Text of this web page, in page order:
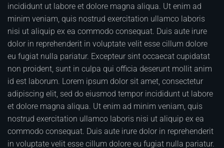
incididunt ut labore et dolore magna aliqua. Ut enim ad
minim veniam, quis nostrud exercitation ullamco laboris
nisi ut aliquip ex ea commodo consequat. Duis aute irure
dolor in reprehenderit in voluptate velit esse cillum dolore
eu fugiat nulla pariatur. Excepteur sint occaecat cupidatat
non proident, sunt in culpa qui officia deserunt mollit anim
id est laborum. Lorem ipsum dolor sit amet, consectetur
adipiscing elit, sed do eiusmod tempor incididunt ut labore
et dolore magna aliqua. Ut enim ad minim veniam, quis
nostrud exercitation ullamco laboris nisi ut aliquip ex ea
commodo consequat. Duis aute irure dolor in reprehenderit
in voluptate velit esse cillum dolore eu fugiat nulla pariatur.